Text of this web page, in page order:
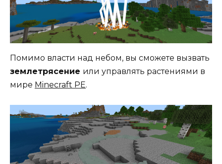
Помимо власти над небом, вы сможете вызвать
землетрясение или управлять растениями в
мире Minecraft PE.